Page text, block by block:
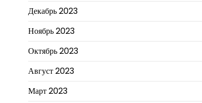
Декабрь 2023
Ноябрь 2023
Октябрь 2023
Август 2023
Март 2023